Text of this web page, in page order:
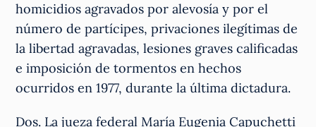
homicidios agravados por alevosía y por el
número de partícipes, privaciones ilegítimas de
la libertad agravadas, lesiones graves calificadas
e imposición de tormentos en hechos
ocurridos en 1977, durante la última dictadura.
Dos. La jueza federal María Eugenia Capuchetti